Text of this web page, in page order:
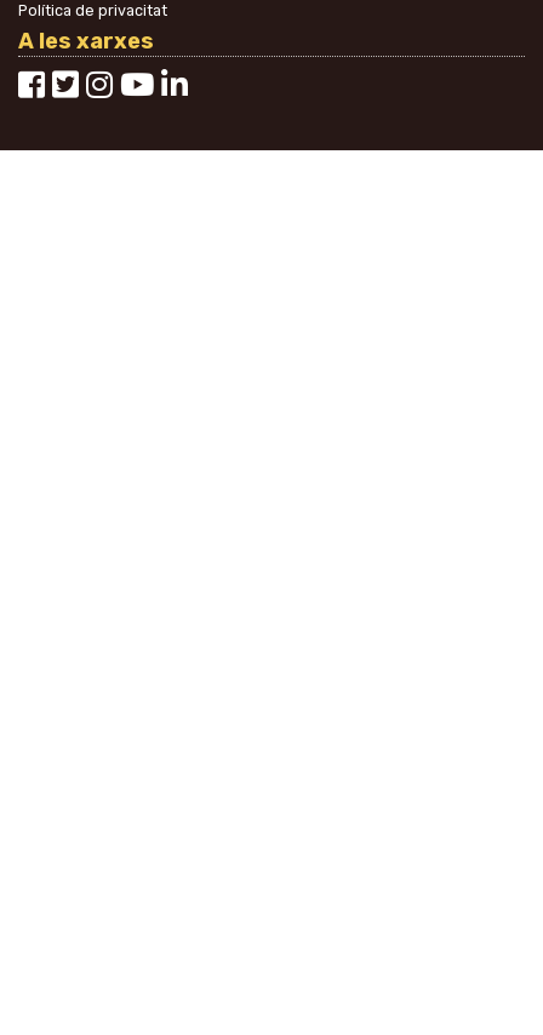
Política de privacitat
A les xarxes